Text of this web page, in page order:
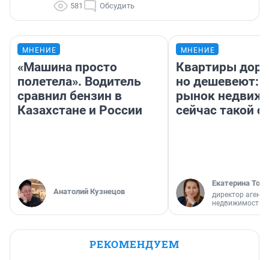
581 Обсудить
МНЕНИЕ
«Машина просто
полетела». Водитель
сравнил бензин в
Казахстане и России
Анатолий Кузнецов
МНЕНИЕ
Квартиры
но дешевеют:
рынок
сейчас такой
Екатерина
директор
недвижимости
РЕКОМЕНДУЕМ